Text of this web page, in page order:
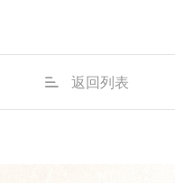
返回列表